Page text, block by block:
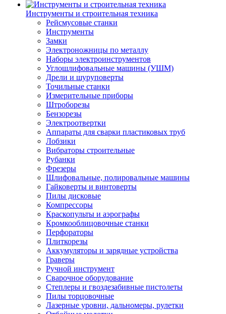
Инструменты и строительная техника
Рейсмусовые станки
Инструменты
Замки
Электроножницы по металлу
Наборы электроинструментов
Углошлифовальные машины (УШМ)
Дрели и шуруповерты
Точильные станки
Измерительные приборы
Штроборезы
Бензорезы
Электроотвертки
Аппараты для сварки пластиковых труб
Лобзики
Вибраторы строительные
Рубанки
Фрезеры
Шлифовальные, полировальные машины
Гайковерты и винтоверты
Пилы дисковые
Компрессоры
Краскопульты и аэрографы
Кромкооблицовочные станки
Перфораторы
Плиткорезы
Аккумуляторы и зарядные устройства
Граверы
Ручной инструмент
Сварочное оборудование
Степлеры и гвоздезабивные пистолеты
Пилы торцовочные
Лазерные уровни, дальномеры, рулетки